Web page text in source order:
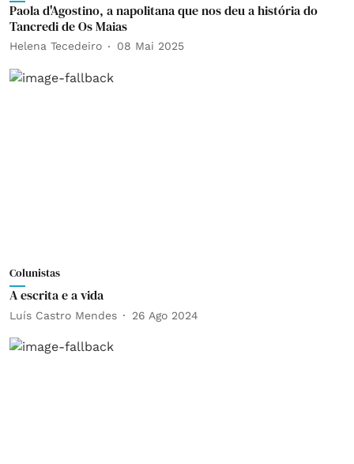
Paola d'Agostino, a napolitana que nos deu a história do
Tancredi de Os Maias
Helena Tecedeiro 08 Mai 2025
Colunistas
A escrita e a vida
Luís Castro Mendes 26 Ago 2024